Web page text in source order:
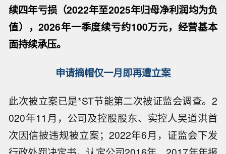
续四年亏损（2022年至2025年归母净利润均为负
值），2026年一季度续亏约100万元，经营基本
面持续承压。
申请摘帽仅一月即再遭立案
此次被立案已是*ST节能第二次被证监会调查。2
020年11月，公司及控股股东、实控人吴道洪首
次因信披违规被立案；2022年6月，证监会下发